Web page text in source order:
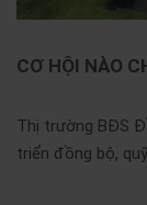
CƠ HỘI NÀO
Thị trường BĐS
triển đồng bộ,